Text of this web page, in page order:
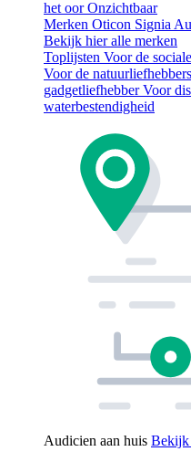
het oorOnzichtbaar
Merken Oticon Signia
Bekijk hier alle merken
Toplijsten Voor de
Voor de natuurliefhebbers
gadgetliefhebberVoor
waterbestendigheid
Audicien aan huis Bekijk